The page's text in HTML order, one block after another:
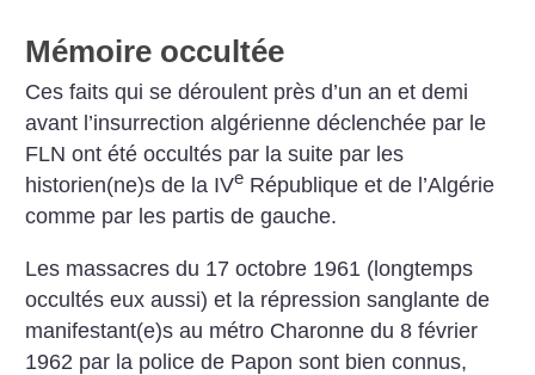
Mémoire occultée
Ces faits qui se déroulent près d’un an et demi
avant l’insurrection algérienne déclenchée par le
FLN ont été occultés par la suite par les
historien(ne)s de la IVe République et de l’Algérie
comme par les partis de gauche.
Les massacres du 17 octobre 1961 (longtemps
occultés eux aussi) et la répression sanglante de
manifestant(e)s au métro Charonne du 8 février
1962 par la police de Papon sont bien connus,